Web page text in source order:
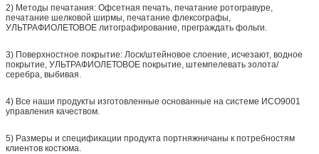
2) Методы печатания: Офсетная печать, печатание ротогравуре,
печатание шелковой ширмы, печатание флексографы,
УЛЬТРАФИОЛЕТОВОЕ литографирование, преграждать фольги.
3) Поверхностное покрытие: Лоск/штейновое слоение, исчезают, водное
покрытие, УЛЬТРАФИОЛЕТОВОЕ покрытие, штемпелевать золота/
серебра, выбивая.
4) Все наши продукты изготовленные основанные на системе ИСО9001
управления качеством.
5) Размеры и спецификации продукта портняжничаны к потребностям
клиентов костюма.